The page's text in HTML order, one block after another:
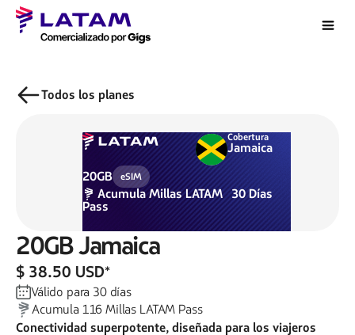
Todos los planes
Cobertura
Jamaica
20GB
eSIM
AcumulaMillas LATAM
Pass
30Días
20GBJamaica
$ 38.50 USD*
Válido para 30días
Acumula116Millas LATAM Pass
Conectividad superpotente, diseñada para los viajeros